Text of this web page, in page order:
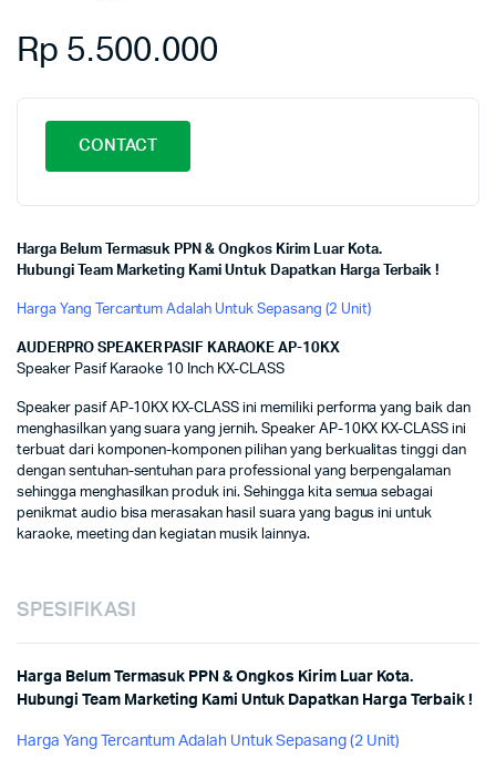
Rp 5.500.000
CONTACT
Harga Belum Termasuk PPN & Ongkos Kirim Luar Kota.
Hubungi Team Marketing Kami Untuk Dapatkan Harga Terbaik !
Harga Yang Tercantum Adalah Untuk Sepasang (2 Unit)
AUDERPRO SPEAKER PASIF KARAOKE AP-10KX
Speaker Pasif Karaoke 10 Inch KX-CLASS
Speaker pasif AP-10KX KX-CLASS ini memiliki performa yang baik dan
menghasilkan yang suara yang jernih. Speaker AP-10KX KX-CLASS ini
terbuat dari komponen-komponen pilihan yang berkualitas tinggi dan
dengan sentuhan-sentuhan para professional yang berpengalaman
sehingga menghasilkan produk ini. Sehingga kita semua sebagai
penikmat audio bisa merasakan hasil suara yang bagus ini untuk
karaoke, meeting dan kegiatan musik lainnya.
SPESIFIKASI
Harga Belum Termasuk PPN & Ongkos Kirim Luar Kota.
Hubungi Team Marketing Kami Untuk Dapatkan Harga Terbaik !
Harga Yang Tercantum Adalah Untuk Sepasang (2 Unit)